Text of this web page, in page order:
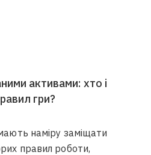
активами: хто і
гри?
наміру заміщати
правил роботи,